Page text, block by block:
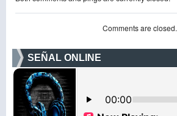
Comments are closed.
SEÑAL ONLINE